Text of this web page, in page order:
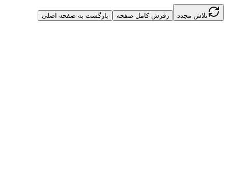
تلاش مجدد رفرش کامل صفحه بازگشت به صفحه اصلی